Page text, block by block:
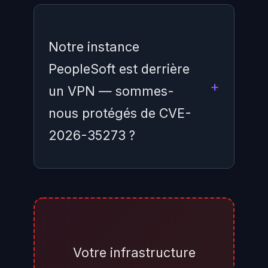
Notre instance
PeopleSoft est derrière
un VPN — sommes-
nous protégés de CVE-
2026-35273 ?
l'interface EMHub n'est pas
Votre infrastructure